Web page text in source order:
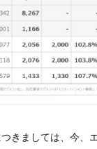
きましては、今、